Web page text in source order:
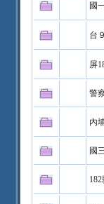
國
台
屏
警
內
國